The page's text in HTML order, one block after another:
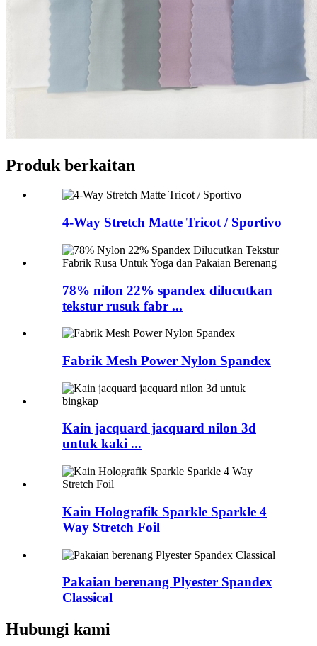
Produk berkaitan
4-Way Stretch Matte Tricot / Sportivo
78% nilon 22% spandex dilucutkan
tekstur rusuk fabr ...
Fabrik Mesh Power Nylon Spandex
Kain jacquard jacquard nilon 3d
untuk kaki ...
Kain Holografik Sparkle Sparkle 4
Way Stretch Foil
Pakaian berenang Plyester Spandex
Classical
Hubungi kami